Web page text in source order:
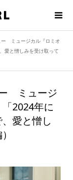
ー ミュージカル『ロミオ
愛と憎しみを受け取って
ミュージ
2024年に
愛と憎し